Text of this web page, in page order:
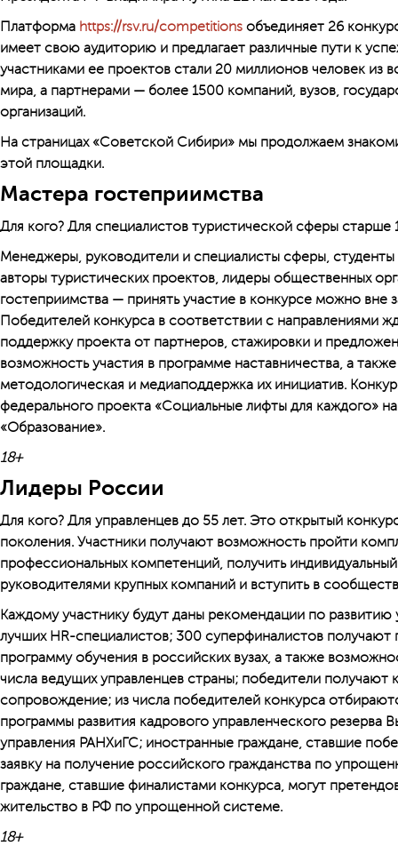
Платформа https://rsv.ru/competitions объединяет 26
имеет свою аудиторию и предлагает различные пути к
участниками ее проектов стали 20 миллионов человек из
мира, а партнерами — более 1500 компаний, в­узов,
организаций.
На страницах «Советской Сибири» мы продолжаем
этой площадки.
Мастера гостеприимства
Для кого? Для специалистов туристической сферы старше
Менеджеры, руководители и специалисты сферы,
авторы туристических проектов, лидеры общественных
гостеприимства — принять участие в конкурсе можно вне
Победителей конкурса в соответствии с направлениями
поддержку проекта от партнеров, стажировки и
возможность участия в программе наставничества, а
методологическая и медиаподдержка их инициатив.
федерального проекта «Социальные лифты для каждого»
«Образование».
18+
Лидеры России
Для кого? Для управленцев до 55 лет. Это открытый
поколения. Участники получают возможность пройти
профессиональных компетенций, получить
руководителями крупных компаний и вступить в
Каждому участнику будут даны рекомендации по
лучших HR-специалистов; 300 суперфиналистов
программу обучения в российских вузах, а также
числа ведущих управленцев страны; победители получают
сопровождение; из числа победителей конкурса
программы развития кадрового управленческого резерва
управления РАНХиГС; иностранные граждане, ставшие
заявку на получение российского гражданства по
граждане, ставшие финалистами конкурса, могут
жительство в РФ по упрощенной системе.
18+